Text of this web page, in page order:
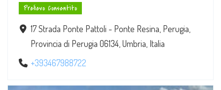
Prelievo Consentito
17 Strada Ponte Pattoli - Ponte Resina, Perugia,
Provincia di Perugia 06134, Umbria, Italia
+393467988722